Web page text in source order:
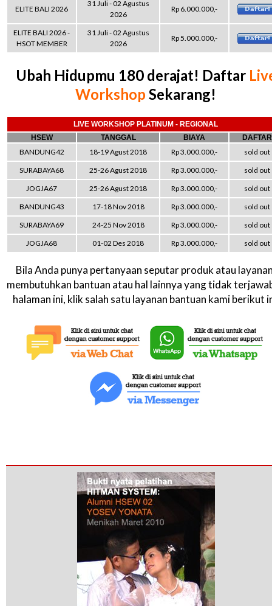
ELITE BALI 2026
31 Juli - 02 Agustus
2026
Rp 6.000.000,-
ELITE BALI 2026 -
HSOT MEMBER
31 Juli - 02 Agustus
2026
Rp 5.000.000,-
Ubah Hidupmu 180 derajat! Daftar
Workshop Sekarang!
LIVE WORKSHOP PLATINUM - REGIONAL
HSEW
TANGGAL BIAYA DAFTAR
BANDUNG42 18-19 Agust 2018 Rp 3.000.000,-
sold out
SURABAYA68
25-26 Agust 2018 Rp 3.000.000,-
sold out
JOGJA67
25-26 Agust 2018 Rp 3.000.000,-
sold out
BANDUNG43
17-18 Nov 2018 Rp 3.000.000,-
sold out
SURABAYA69
24-25 Nov 2018 Rp 3.000.000,-
sold out
JOGJA68
01-02 Des 2018 Rp 3.000.000,- sold out
Bila Anda punya pertanyaan seputar produk atau
membutuhkan bantuan atau hal lainnya yang tidak
halaman ini, klik salah satu layanan bantuan kami berikut